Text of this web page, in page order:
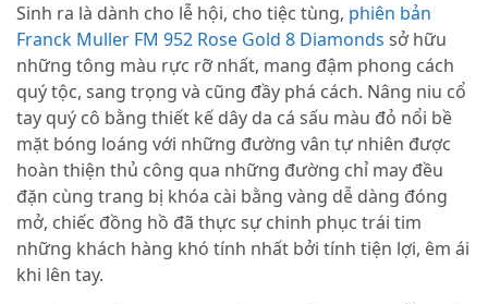
Sinh ra là dành cho lễ hội, cho tiệc tùng, phiên bản
Franck Muller FM 952 Rose Gold 8 Diamonds sở hữu
những tông màu rực rỡ nhất, mang đậm phong cách
quý tộc, sang trọng và cũng đầy phá cách. Nâng niu cổ
tay quý cô bằng thiết kế dây da cá sấu màu đỏ nổi bề
mặt bóng loáng với những đường vân tự nhiên được
hoàn thiện thủ công qua những đường chỉ may đều
đặn cùng trang bị khóa cài bằng vàng dễ dàng đóng
mở, chiếc đồng hồ đã thực sự chinh phục trái tim
những khách hàng khó tính nhất bởi tính tiện lợi, êm ái
khi lên tay.